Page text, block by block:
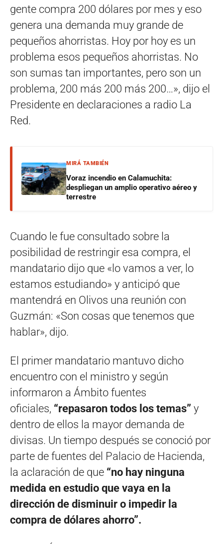
gente compra 200 dólares por mes y eso
genera una demanda muy grande de
pequeños ahorristas. Hoy por hoy es un
problema esos pequeños ahorristas. No
son sumas tan importantes, pero son un
problema, 200 más 200 más 200…», dijo el
Presidente en declaraciones a radio La
Red.
MIRÁ TAMBIÉN
Voraz incendio en Calamuchita:
despliegan un amplio operativo aéreo y
terrestre
Cuando le fue consultado sobre la
posibilidad de restringir esa compra, el
mandatario dijo que «lo vamos a ver, lo
estamos estudiando» y anticipó que
mantendrá en Olivos una reunión con
Guzmán: «Son cosas que tenemos que
hablar», dijo.
El primer mandatario mantuvo dicho
encuentro con el ministro y según
informaron a Ámbito fuentes
oficiales, “repasaron todos los temas” y
dentro de ellos la mayor demanda de
divisas. Un tiempo después se conoció por
parte de fuentes del Palacio de Hacienda,
la aclaración de que “no hay ninguna
medida en estudio que vaya en la
dirección de disminuir o impedir la
compra de dólares ahorro”.